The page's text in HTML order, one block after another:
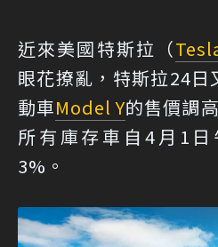
近來美國特斯拉（
眼花撩亂，特斯拉24
動車Model Y的售價調
所有庫存車自4月1
3%。